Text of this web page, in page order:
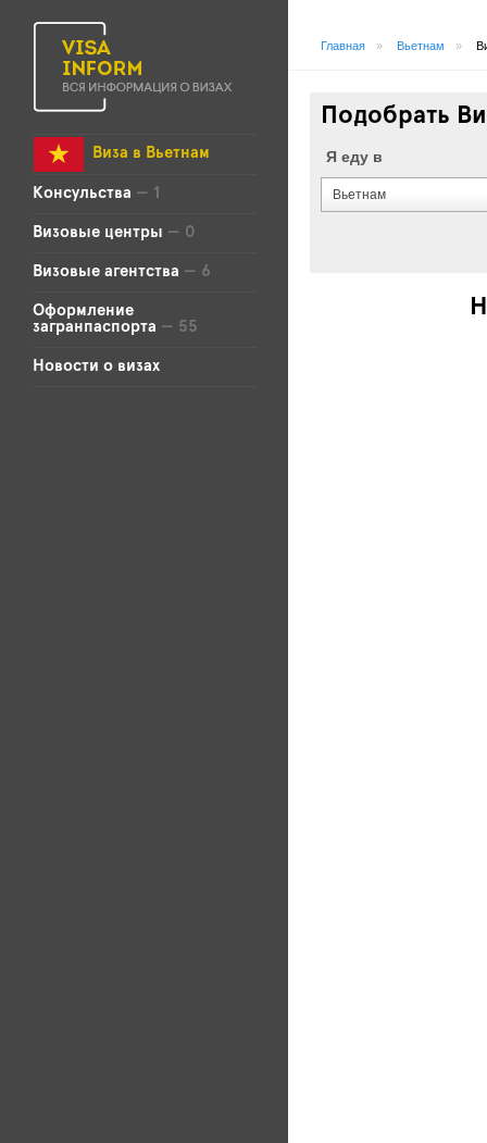
Виза в Вьетнам
Консульства — 1
Визовые центры — 0
Визовые агентства — 6
Оформление
загранпаспорта — 55
Новости о визах
Главная » Вьетнам »
Подобрать
Я еду в
Вьетнам